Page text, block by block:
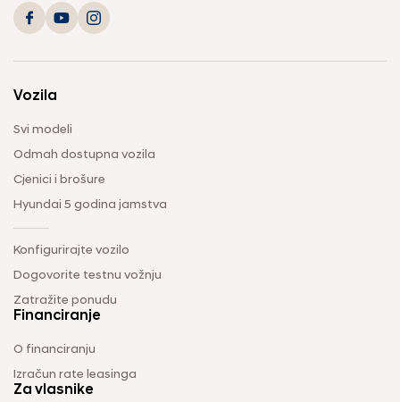
Vozila
Svi modeli
Odmah dostupna vozila
Cjenici i brošure
Hyundai 5 godina jamstva
Konfigurirajte vozilo
Dogovorite testnu vožnju
Zatražite ponudu
Financiranje
O financiranju
Izračun rate leasinga
Za vlasnike